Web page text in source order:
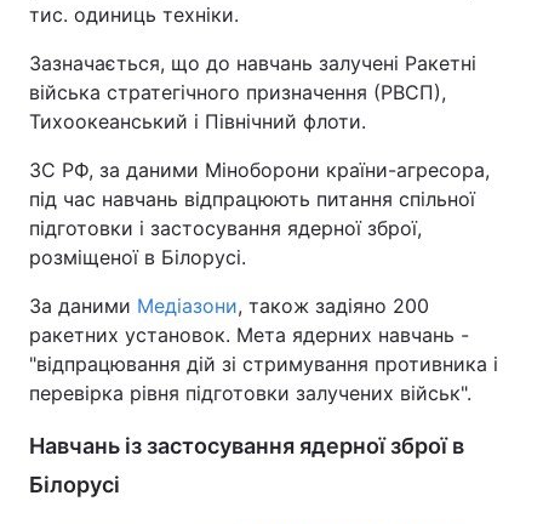
тис. одиниць техніки.
Зазначається, що до навчань залучені Ракетні
війська стратегічного призначення (РВСП),
Тихоокеанський і Північний флоти.
ЗС РФ, за даними Міноборони країни-агресора,
під час навчань відпрацюють питання спільної
підготовки і застосування ядерної зброї,
розміщеної в Білорусі.
За даними Медіазони, також задіяно 200
ракетних установок. Мета ядерних навчань -
"відпрацювання дій зі стримування противника і
перевірка рівня підготовки залучених військ".
Навчань із застосування ядерної зброї в
Білорусі